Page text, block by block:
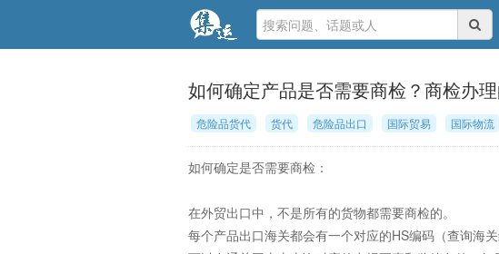
如何确定产品是否需要商检？商检办
危险品货代 货代 危险品出口 国际贸易 国际物流
如何确定是否需要商检：
在外贸出口中，不是所有的货物都需要商检的。
每个产品出口海关都会有一个对应的HS编码（查询海关